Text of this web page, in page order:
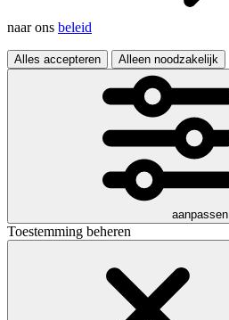
naar ons beleid
Alles accepteren Alleen noodzakelijk
aanpassen
Toestemming beheren